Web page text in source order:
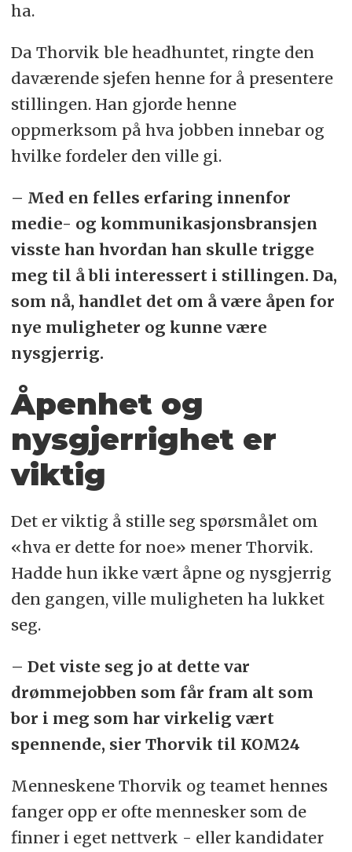
ha.
Da Thorvik ble headhuntet, ringte den
daværende sjefen henne for å presentere
stillingen. Han gjorde henne
oppmerksom på hva jobben innebar og
hvilke fordeler den ville gi.
– Med en felles erfaring innenfor
medie- og kommunikasjonsbransjen
visste han hvordan han skulle trigge
meg til å bli interessert i stillingen. Da,
som nå, handlet det om å være åpen for
nye muligheter og kunne være
nysgjerrig.
Åpenhet og
nysgjerrighet er
viktig
Det er viktig å stille seg spørsmålet om
«hva er dette for noe» mener Thorvik.
Hadde hun ikke vært åpne og nysgjerrig
den gangen, ville muligheten ha lukket
seg.
– Det viste seg jo at dette var
drømmejobben som får fram alt som
bor i meg som har virkelig vært
spennende, sier Thorvik til KOM24
Menneskene Thorvik og teamet hennes
fanger opp er ofte mennesker som de
finner i eget nettverk - eller kandidater